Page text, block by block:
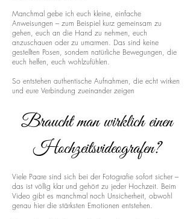
Manchmal gebe ich euch kleine, einfache
Anweisungen – zum Beispiel kurz gemeinsam zu
gehen, euch an die Hand zu nehmen, euch
anzuschauen oder zu umarmen. Das sind keine
gestellten Posen, sondern natürliche Bewegungen, die
euch helfen, euch wohlzufühlen.
So entstehen authentische Aufnahmen, die echt wirken
und eure Verbindung zueinander zeigen
Braucht man wirklich einen
Hochzeitsvideografen?
Viele Paare sind sich bei der Fotografie sofort sicher –
das ist völlig klar und gehört zu jeder Hochzeit. Beim
Video gibt es manchmal noch Unsicherheit, obwohl
genau hier die stärksten Emotionen entstehen.